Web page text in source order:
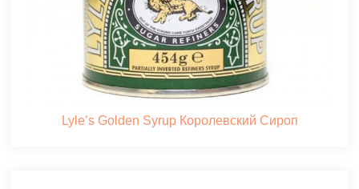
Lyle’s Golden Syrup Королевский Сироп